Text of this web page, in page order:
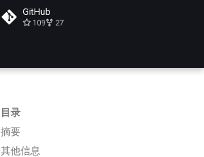
GitHub
109 27
目录
摘要
其他信息